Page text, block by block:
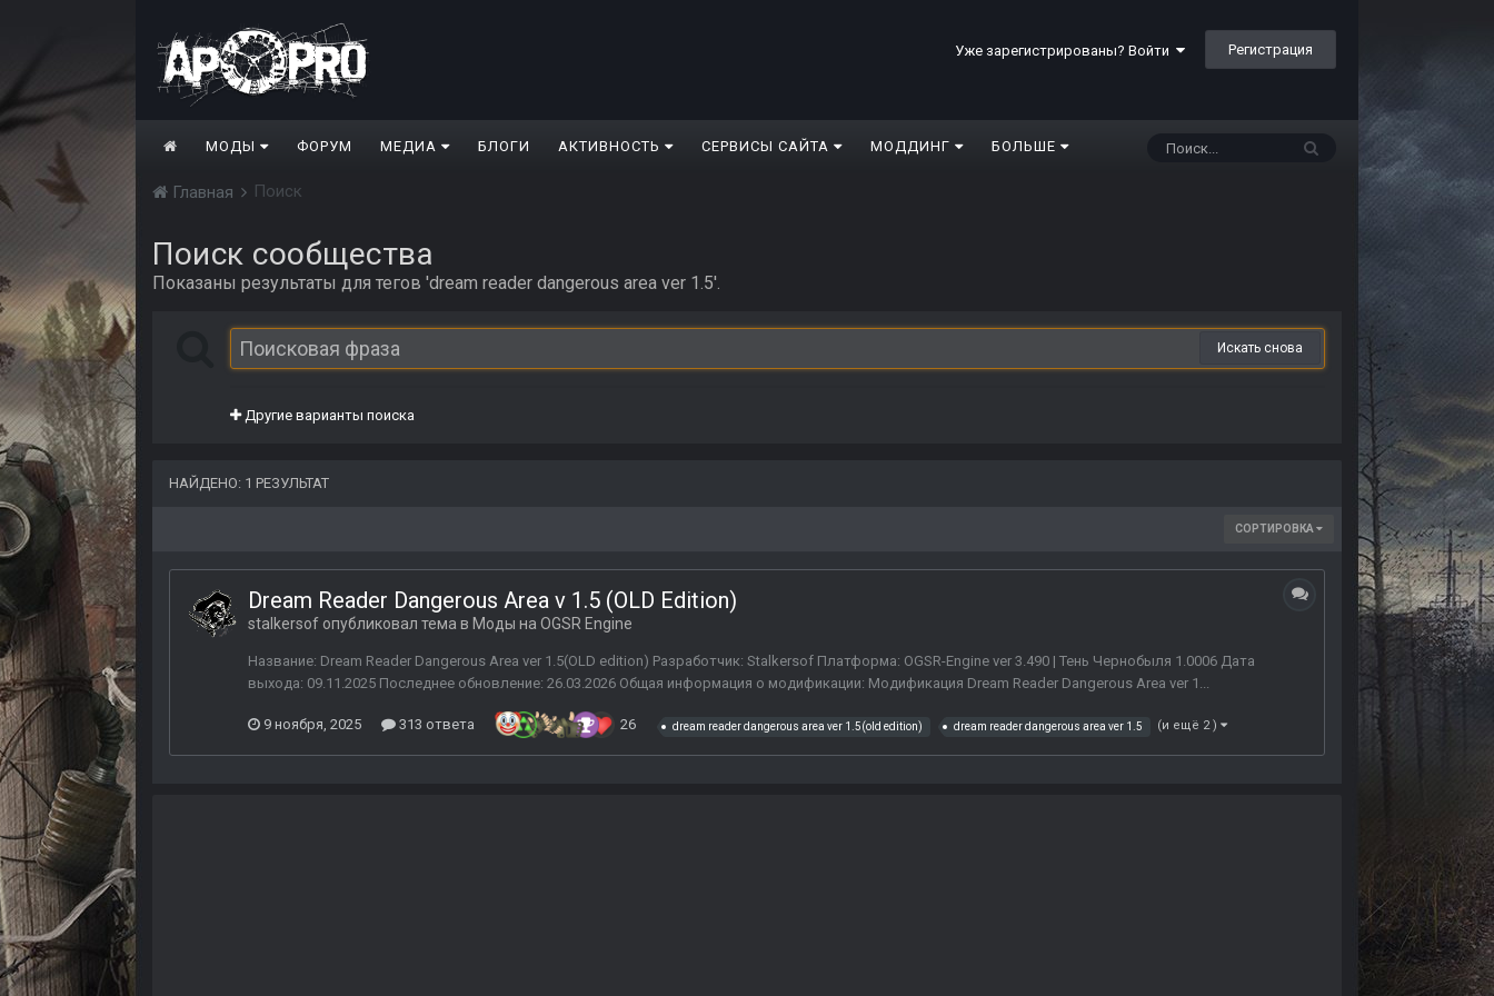
Уже зарегистрированы? Войти Регистрация
МОДЫ ФОРУМ МЕДИА БЛОГИ АКТИВНОСТЬ СЕРВИСЫ САЙТА МОДДИНГ БОЛЬШЕ
Главная Поиск
Поиск сообщества
Показаны результаты для тегов 'dream reader dangerous area ver 1.5'.
Искать снова
Другие варианты поиска
НАЙДЕНО: 1 РЕЗУЛЬТАТ
СОРТИРОВКА
Dream Reader Dangerous Area v 1.5 (OLD Edition)
stalkersof опубликовал тема в Моды на OGSR Engine
Название: Dream Reader Dangerous Area ver 1.5(OLD edition) Разработчик: Stalkersof Платформа: OGSR-Engine ver 3.490 | Тень Чернобыля 1.0006 Дата
выхода: 09.11.2025 Последнее обновление: 26.03.2026 Общая информация о модификации: Модификация Dream Reader Dangerous Area ver 1...
9 ноября, 2025 313 ответа 26 dream reader dangerous area ver 1.5(old edition) dream reader dangerous area ver 1.5 (и ещё 2 )